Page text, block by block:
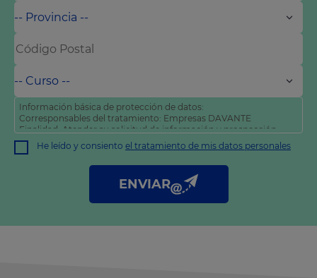
Información básica de protección de datos:
Corresponsables del tratamiento: Empresas DAVANTE
Finalidad: Atender su solicitud de información y prospección
comercial
Derechos: Puede acceder, rectificar y suprimir sus datos, así
como otros derechos tal y como se explica en nuestra
He leído y consiento el tratamiento de mis datos personales
ENVIAR